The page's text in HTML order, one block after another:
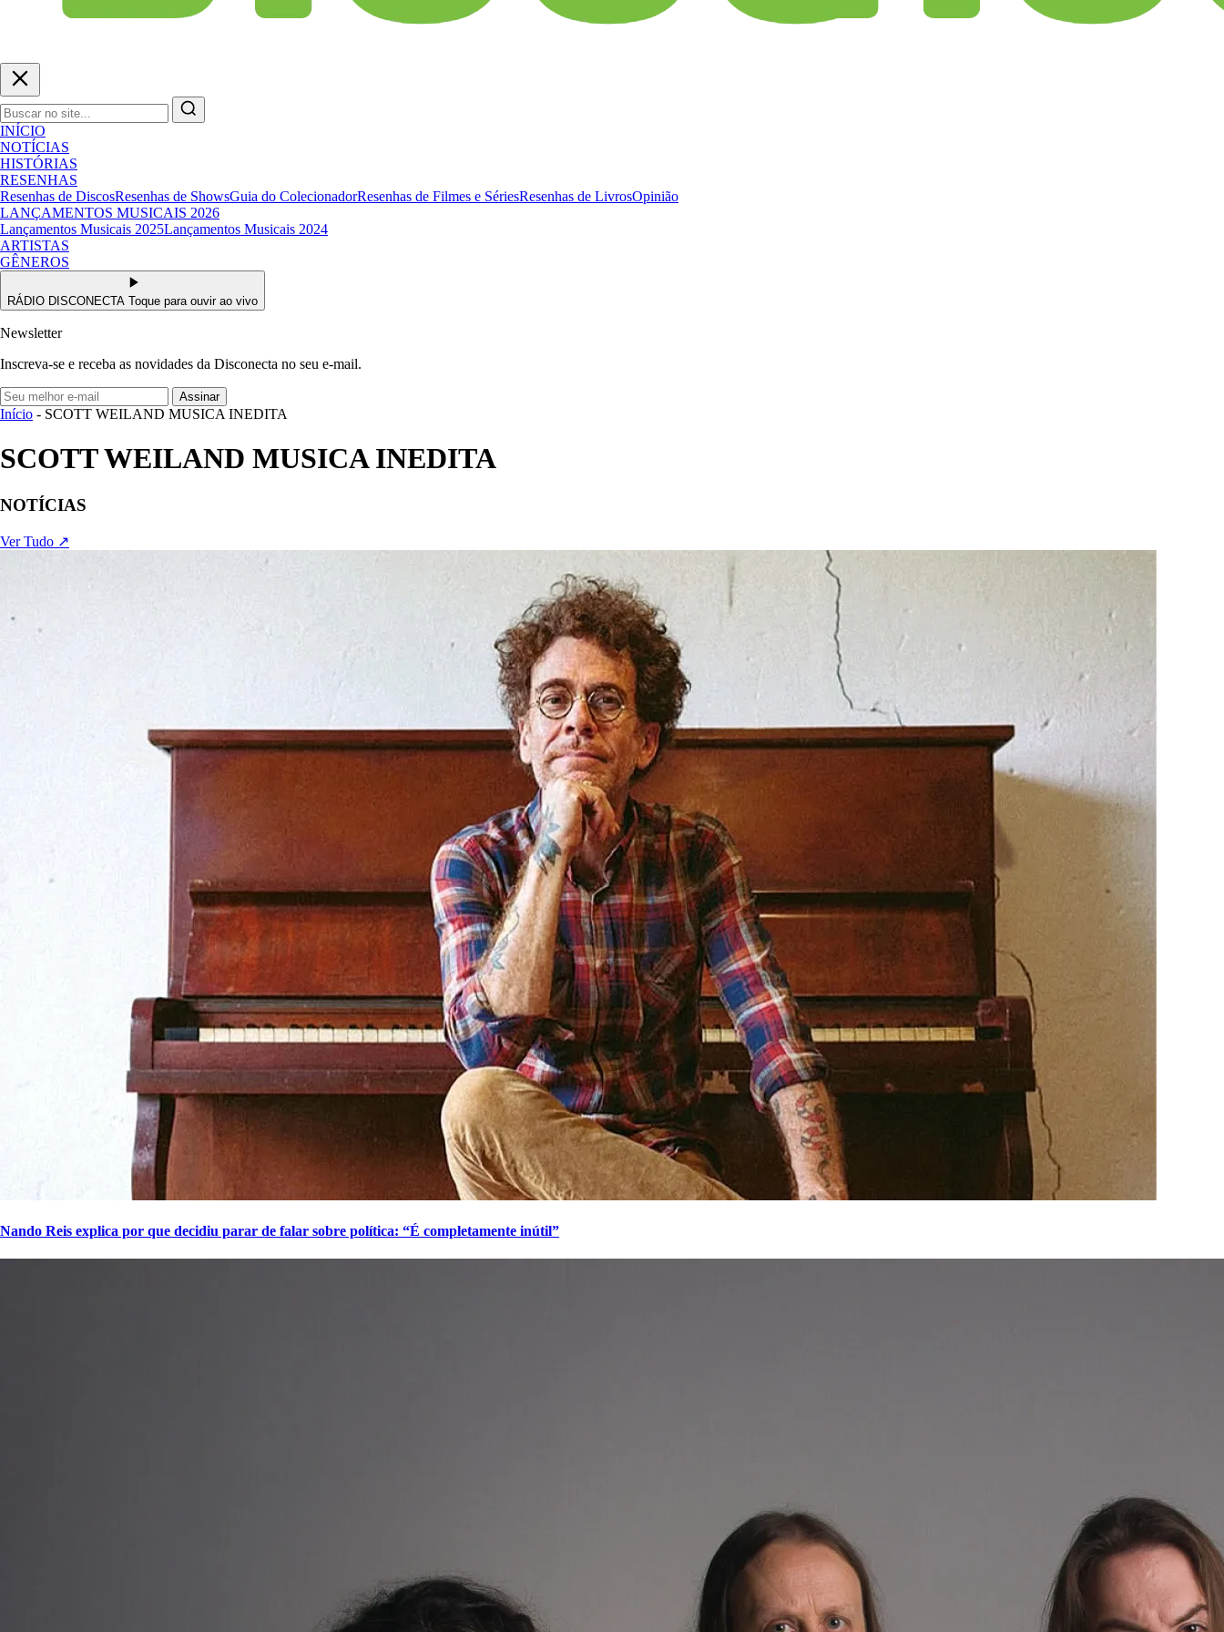
INÍCIO
NOTÍCIAS
HISTÓRIAS
RESENHAS
Resenhas de DiscosResenhas de ShowsGuia do ColecionadorResenhas de Filmes e SériesResenhas de LivrosOpinião
LANÇAMENTOS MUSICAIS 2026
Lançamentos Musicais 2025Lançamentos Musicais 2024
ARTISTAS
GÊNEROS
RÁDIO DISCONECTA Toque para ouvir ao vivo
Newsletter
Inscreva-se e receba as novidades da Disconecta no seu e-mail.
Assinar
Início - SCOTT WEILAND MUSICA INEDITA
SCOTT WEILAND MUSICA INEDITA
NOTÍCIAS
Ver Tudo ↗
Nando Reis explica por que decidiu parar de falar sobre política: “É completamente inútil”